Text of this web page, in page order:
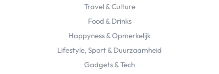
Travel & Culture
Food & Drinks
Happyness & Opmerkelijk
Lifestyle, Sport & Duurzaamheid
Gadgets & Tech